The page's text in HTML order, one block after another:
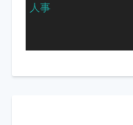
人事